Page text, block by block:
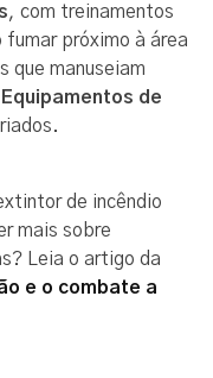
, com treinamentos
próximo à área
que manuseiam
Equipamentos de
de incêndio
mais sobre
Leia o artigo da
e o combate a